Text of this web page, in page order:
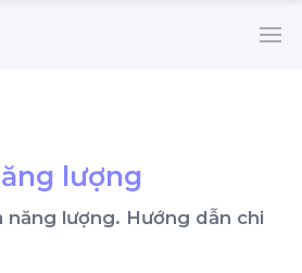
lượng
năng lượng. Hướng dẫn chi